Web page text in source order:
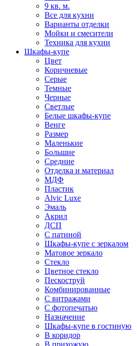
9 кв. м.
Все для кухни
Варианты отделки
Мойки и смесители
Техника для кухни
Шкафы-купе
Цвет
Коричневые
Серые
Темные
Черные
Светлые
Белые шкафы-купе
Венге
Размер
Маленькие
Большие
Средние
Отделка и материал
МДФ
Пластик
Alvic Luxe
Эмаль
Акрил
ДСП
С патиной
Шкафы-купе с зеркалом
Матовое зеркало
Стекло
Цветное стекло
Пескоструй
Комбинированные
С витражами
С фотопечатью
Назначение
Шкафы-купе в гостиную
В коридор
В прихожую